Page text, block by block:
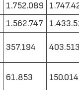
1.752.089
1.562.747
357.194
61.853 150.014